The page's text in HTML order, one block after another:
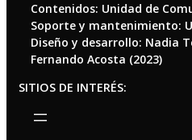
Contenidos: Unidad de
Soporte y mantenimiento:
Diseño y desarrollo: Nadia
Fernando Acosta (2023)
SITIOS DE INTERÉS: